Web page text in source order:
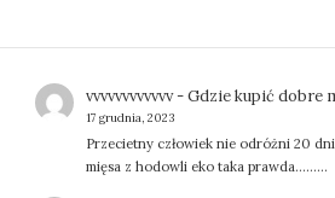
vvvvvvvvvvvv-Gdzie kupić dobre
17 grudnia, 2023
Przecietny człowiek nie odróżni 20
mięsa z hodowli eko taka prawda.........